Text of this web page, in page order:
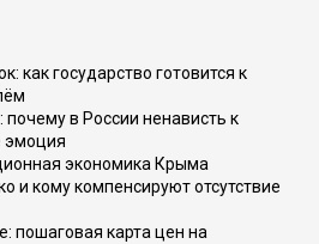
как государство готовится к
почему в России ненависть к
эмоция
экономика Крыма
и кому компенсируют отсутствие
пошаговая карта цен на